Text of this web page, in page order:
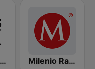
Mix 106.5 Querétaro Milenio Radio 103.7